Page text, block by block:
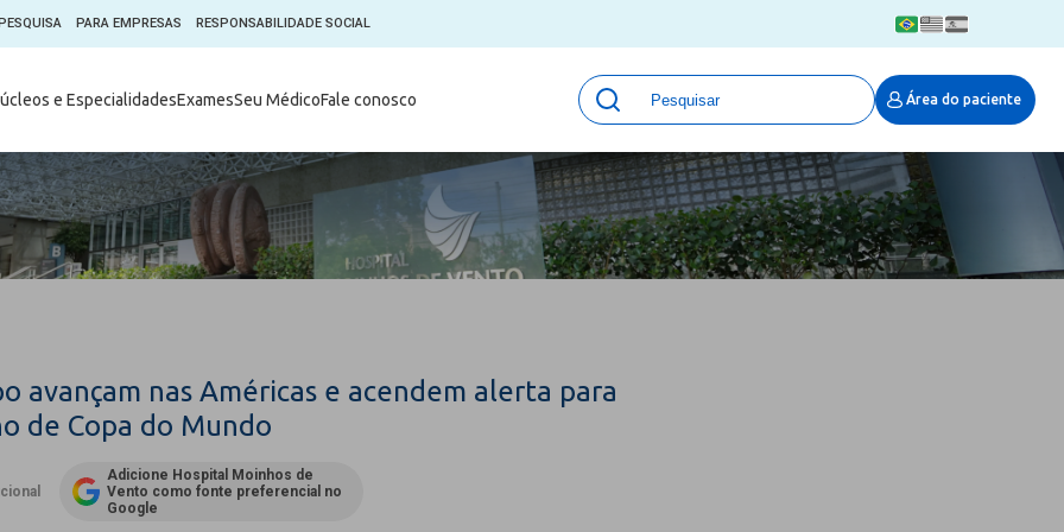
PARA EMPRESAS RESPONSABILIDADE SOCIAL
e EspecialidadesExamesSeu MédicoFale conosco Área do paciente
em Pesquisa (CEP)
Empresas
Você
Prática Clínica
Hospital do Coração Moinhos
Horários de visita no Hospital Moinhos
Informações ao Paciente
Nossa História
Notícias
Pastoral
Publicações
Unidades
Qualidade e Segurança em saúde
Eventos
Portal Pesquisa
Programa de Qualidade em Pesquisa
(ProQuali)
avançam nas Américas e acendem alerta para
de Copa do Mundo
Adicione Hospital Moinhos de
Vento como fonte preferencial no
Google